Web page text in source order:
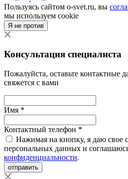
Пользуясь сайтом o-svet.ru, вы
мы используем сookie
Я не против
Консультация специалиста
Пожалуйста, оставьте контактные
свяжется с вами
Имя *
Контактный телефон *
Нажимая на кнопку, я даю свое
персональных данных и
конфиденциальности.
отправить